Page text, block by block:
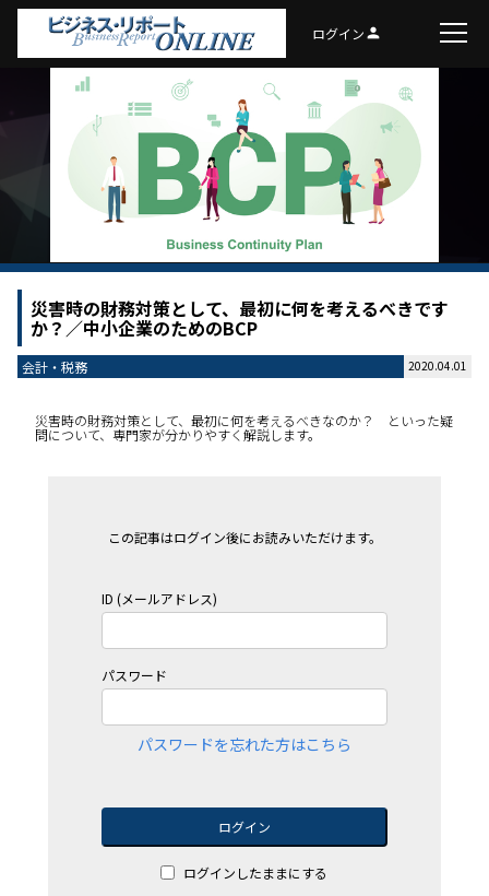
ログインperson
災害時の財務対策として、最初に何を考えるべきです
か？／中小企業のためのBCP
会計・税務 2020.04.01
災害時の財務対策として、最初に何を考えるべきなのか？ といった疑
問について、専門家が分かりやすく解説します。
この記事はログイン後にお読みいただけます。
ID (メールアドレス)
パスワード
パスワードを忘れた方はこちら
ログイン
ログインしたままにする